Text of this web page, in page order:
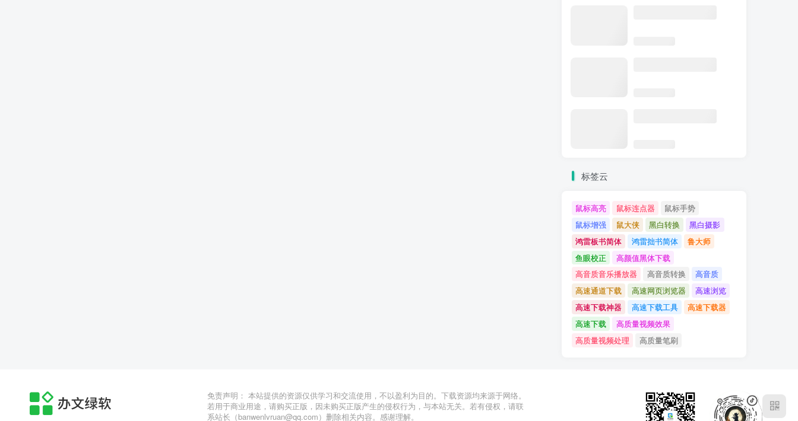
标签云
鼠标高亮 鼠标连点器
鼠标手势
鼠标增强
鼠大侠 黑白转换
黑白摄影
鸿雷板书简体
鸿雷拙书简体
鲁大师
鱼眼校正
高颜值黑体下载
高音质音乐播放器
高音质转换
高音质
高速通道下载
高速网页浏览器
高速浏览
高速下载神器
高速下载工具
高速下载器
高速下载
高质量视频效果
高质量视频处理
高质量笔刷
免责声明： 本站提供的资源仅供学习和交流使用，不以盈利为目的。下载资源均来源于网络。
若用于商业用途，请购买正版，因未购买正版产生的侵权行为，与本站无关。若有侵权，请联
系站长（banwenlvruan@qq.com）删除相关内容。感谢理解。